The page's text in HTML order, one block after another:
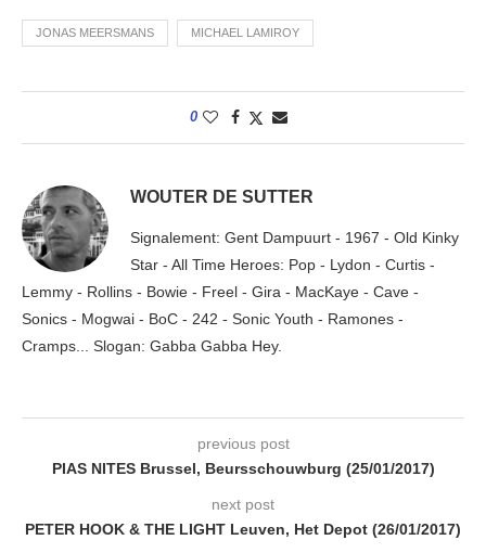
JONAS MEERSMANS MICHAEL LAMIROY
0
WOUTER DE SUTTER
Signalement: Gent Dampuurt - 1967 - Old Kinky
Star - All Time Heroes: Pop - Lydon - Curtis -
Lemmy - Rollins - Bowie - Freel - Gira - MacKaye - Cave -
Sonics - Mogwai - BoC - 242 - Sonic Youth - Ramones -
Cramps... Slogan: Gabba Gabba Hey.
previous post
PIAS NITES Brussel, Beursschouwburg (25/01/2017)
next post
PETER HOOK & THE LIGHT Leuven, Het Depot (26/01/2017)